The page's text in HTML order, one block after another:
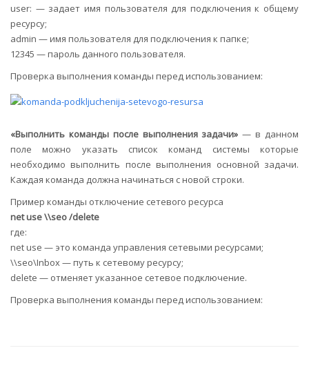
user: — задает имя пользователя для подключения к общему
ресурсу;
admin — имя пользователя для подключения к папке;
12345 — пароль данного пользователя.
Проверка выполнения команды перед использованием:
«Выполнить команды после выполнения задачи» — в данном
поле можно указать список команд системы которые
необходимо выполнить после выполнения основной задачи.
Каждая команда должна начинаться с новой строки.
Пример команды отключение сетевого ресурса
net use \\seo /delete
где:
net use — это команда управления сетевыми ресурсами;
\\seo\Inbox — путь к сетевому ресурсу;
delete — отменяет указанное сетевое подключение.
Проверка выполнения команды перед использованием: